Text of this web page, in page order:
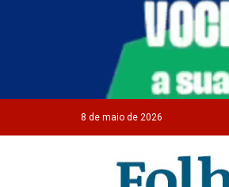
8 de maio de 2026